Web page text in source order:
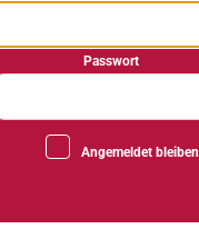
Passwort
Angemeldet bleiben